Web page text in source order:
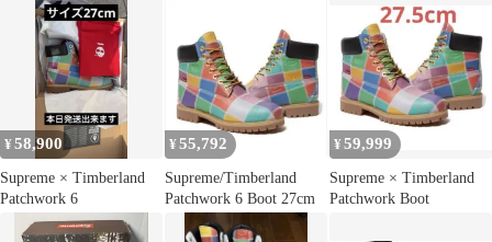
Boot ティンバーランド
Timberland サイズ 27 箱
付き
¥58,900
Supreme × Timberland
Patchwork 6
¥ 55,792
Supreme/Timberland
Patchwork 6 Boot 27cm
¥ 59,999
Supreme × Timberland
Patchwork Boot